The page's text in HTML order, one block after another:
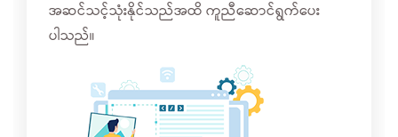
အဆင်သင့်သုံးနိုင်သည်အထိ ကူညီဆောင်ရွက်ပေး
ပါသည်။